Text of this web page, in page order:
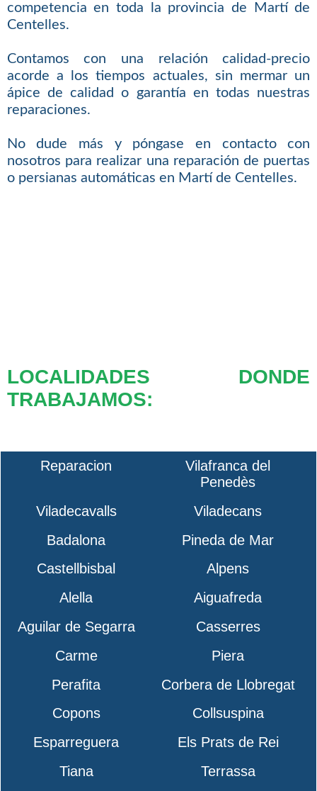
competencia en toda la provincia de Martí de
Centelles.
Contamos con una relación calidad-precio
acorde a los tiempos actuales, sin mermar un
ápice de calidad o garantía en todas nuestras
reparaciones.
No dude más y póngase en contacto con
nosotros para realizar una reparación de puertas
o persianas automáticas en Martí de Centelles.
LOCALIDADES DONDE
TRABAJAMOS:
Reparacion
Vilafranca del
Penedès
Viladecavalls
Viladecans
Badalona
Pineda de Mar
Castellbisbal
Alpens
Alella
Aiguafreda
Aguilar de Segarra
Casserres
Carme
Piera
Perafita
Corbera de Llobregat
Copons
Collsuspina
Esparreguera
Els Prats de Rei
Tiana
Terrassa